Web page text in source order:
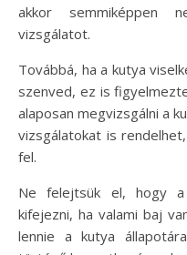
akkor semmiképpen
vizsgálatot.
Továbbá, ha a kutya
szenved, ez is
alaposan megvizsgálni a
vizsgálatokat is
fel.
Ne felejtsük el, hogy a
kifejezni, ha valami baj
lennie a kutya